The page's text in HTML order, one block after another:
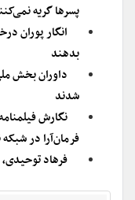
پسرها گریه
انگار پوران
بدهند
شدند
نگارش
فرمان‌آرا در
فرهاد